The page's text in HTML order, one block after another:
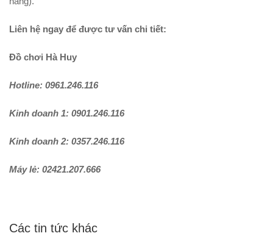
Liên hệ ngay để được tư vấn chi tiết:
Đồ chơi Hà Huy
Hotline: 0961.246.116
Kinh doanh 1: 0901.246.116
Kinh doanh 2: 0357.246.116
Máy lẻ: 02421.207.666
Các tin tức khác